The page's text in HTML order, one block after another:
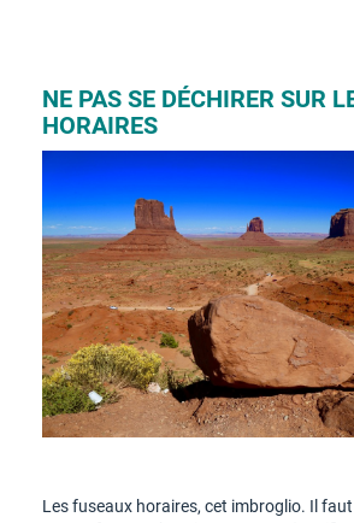
NE PAS SE DÉCHIRER SUR
HORAIRES
Les fuseaux horaires, cet imbroglio. Il faut